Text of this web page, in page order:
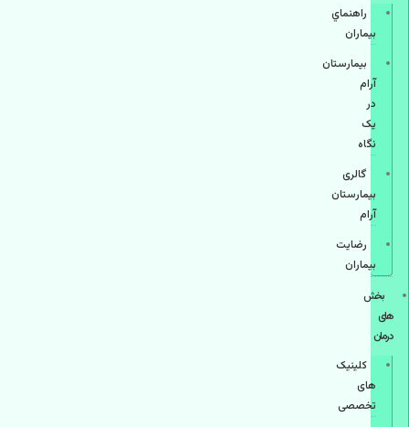
راهنماي
بیماران
بیمارستان
آرام
در
یک
نگاه
گالری
بیمارستان
آرام
رضایت
بیماران
بخش
های
درمان
کلینیک
های
تخصصی